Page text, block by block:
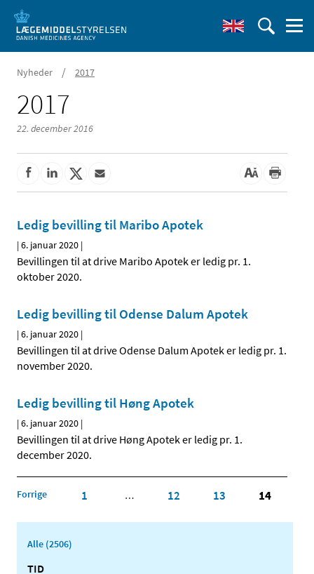
Nyheder / 2017
2017
22. december 2016
Ledig bevilling til Maribo Apotek
|6. januar 2020 |
Bevillingen til at drive Maribo Apotek er ledig pr. 1.
oktober 2020.
Ledig bevilling til Odense Dalum Apotek
|6. januar 2020 |
Bevillingen til at drive Odense Dalum Apotek er ledig pr. 1.
november 2020.
Ledig bevilling til Høng Apotek
|6. januar 2020 |
Bevillingen til at drive Høng Apotek er ledig pr. 1.
december 2020.
Forrige 1 … 12 13 14
Alle (2506)
TID